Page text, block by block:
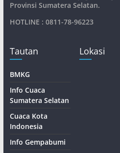
Provinsi Sumatera Selatan.
HOTLINE : 0811-78-96223
Tautan
BMKG
Info Cuaca
Sumatera Selatan
Cuaca Kota
Indonesia
Info Gempabumi
Lokasi